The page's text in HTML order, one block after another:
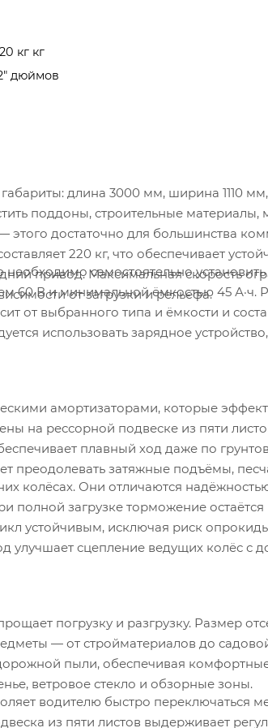
кг кг
дюймов
длина 3000 мм, ширина 1110 мм,
поддоны, строительные материалы,
этого достаточно для большинства
220 кг, что обеспечивает
привод. Максимальная скорость
от загрузки и рельефа.
самостоятельно
60 В и минимальной ёмкостью 45 А·ч.
от выбранного типа и ёмкости и
использовать зарядное
амортизаторами, которые
на рессорной подвеске из пяти
плавный ход даже по
преодолевать затяжные подъёмы,
колёсах. Они отличаются
полной загрузке торможение остаётся
устойчивым, исключая риск
улучшает сцепление ведущих колёс с
погрузку и разгрузку. Размер
— от стройматериалов до
пыли, обеспечивая
ветровое стекло и обзорные зоны.
водителю быстро переключаться
из пяти листов выдерживает